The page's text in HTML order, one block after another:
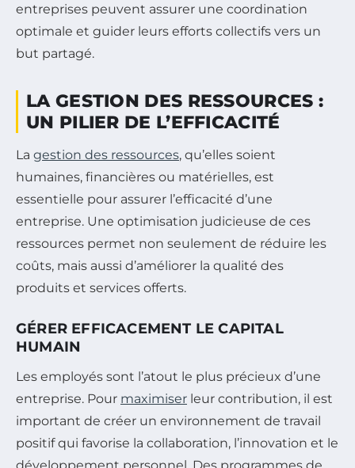
entreprises peuvent assurer une coordination
optimale et guider leurs efforts collectifs vers un
but partagé.
LA GESTION DES RESSOURCES :
UN PILIER DE L’EFFICACITÉ
La gestion des ressources, qu’elles soient
humaines, financières ou matérielles, est
essentielle pour assurer l’efficacité d’une
entreprise. Une optimisation judicieuse de ces
ressources permet non seulement de réduire les
coûts, mais aussi d’améliorer la qualité des
produits et services offerts.
GÉRER EFFICACEMENT LE CAPITAL
HUMAIN
Les employés sont l’atout le plus précieux d’une
entreprise. Pour maximiser leur contribution, il est
important de créer un environnement de travail
positif qui favorise la collaboration, l’innovation et le